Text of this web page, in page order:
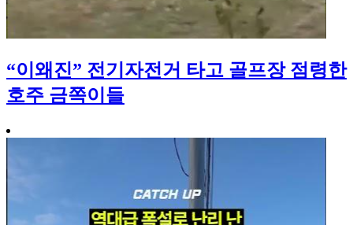
“이왜진” 전기자전거 타고 골프장 점령한
호주 금쪽이들